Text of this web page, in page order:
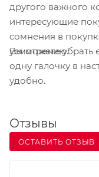
Принтер TSC TTP-
экономичную
принтеров TSC,
способен
требования
сочетает в себе
подключения к
несколькими
По желанию
другого важного
интересующие
сомнения в
усмотрению.
Вы можете убрать
одну галочку в
удобно.
Отзывы
ОСТАВИТЬ ОТЗЫВ